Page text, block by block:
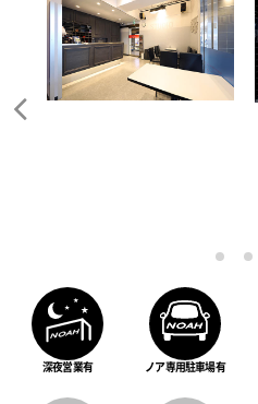
深夜営業有 ノア専用駐車場有